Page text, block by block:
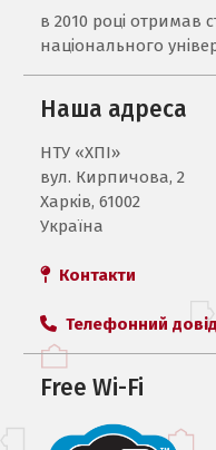
в 2010 році отримав
національного
Наша адреса
НТУ «ХПI»
вул. Кирпичова, 2
Харків, 61002
Україна
Контакти
Телефонний
Free Wi-Fi